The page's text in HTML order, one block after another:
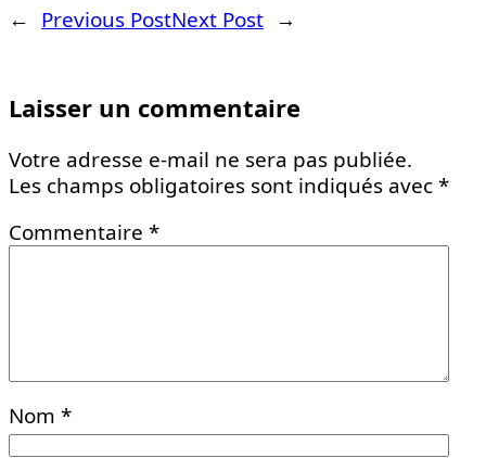
← Previous PostNext Post →
Laisser un commentaire
Votre adresse e-mail ne sera pas publiée.
Les champs obligatoires sont indiqués avec*
Commentaire *
Nom *